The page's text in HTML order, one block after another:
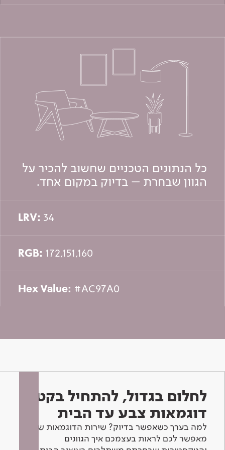
כל הנתונים הטכניים שחשוב להכיר על
הגוון שבחרת – בדיוק במקום אחד.
LRV: 34
RGB: 172,151,160
Hex Value: #AC97A0
לחלום בגדול, להתחיל בקטן -
דוגמאות צבע עד הבית
למה בערך כשאפשר בדיוק? שירות הדוגמאות שלנו
מאפשר לכם לראות בעצמכם איך הגוונים